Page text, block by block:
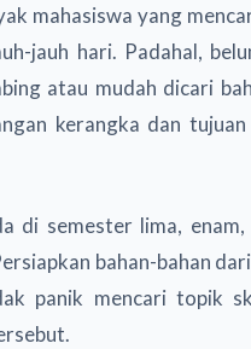
mahasiswa yang
jauh hari. Padahal,
atau mudah dicari
kerangka dan
di semester lima,
bahan-bahan
panik mencari topik